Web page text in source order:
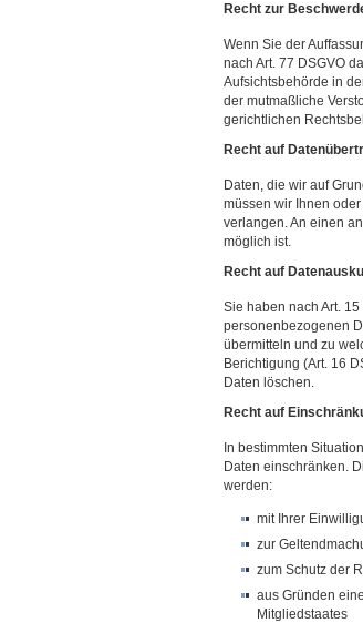
Recht zur
Wenn Sie der
nach Art. 77 DSGVO
Aufsichtsbehörde in
der mutmaßliche
gerichtlichen
Recht auf
Daten, die wir auf
müssen wir Ihnen
verlangen. An einen
möglich ist.
Recht auf
Sie haben nach Art.
personenbezogenen
übermitteln und zu
Berichtigung (Art. 16
Daten löschen.
Recht auf
In bestimmten
Daten einschränken.
werden:
mit Ihrer
zur
zum Schutz der
aus Gründen
Mitgliedstaates